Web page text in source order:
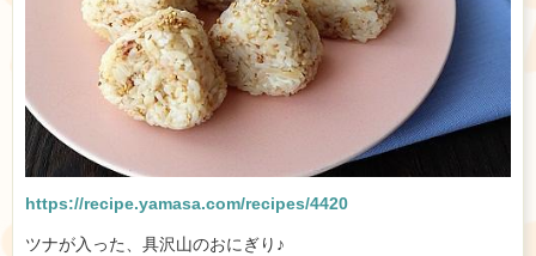
https://recipe.yamasa.com/recipes/4420
ツナが入った、具沢山のおにぎり♪